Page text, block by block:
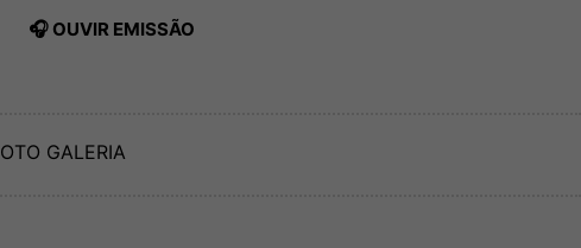
🎧 OUVIR EMISSÃO
GALERIA